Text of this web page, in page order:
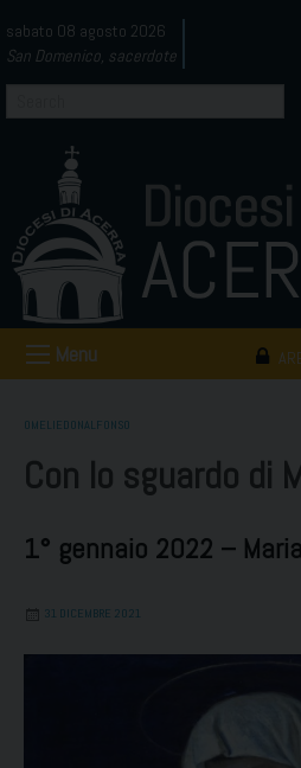
to
content
sabato 08 agosto 2026
San Domenico, sacerdote
Menu
OMELIEDONALFONSO
Con lo sguardo di
1° gennaio 2022 –
31 DICEMBRE 2021